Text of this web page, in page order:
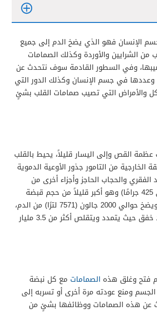
الإنسان فهو الذي يضخ الدم إلى جميع
من الشرايين والأوردة وكذلك الصمامات
وفي السطور القادمة سوف نتحدث عن
في جسم الإنسان وكذلك الدور التي
والأمراض التي تصيب صمامات القلب بشئٍ
القص وإلى اليسار قليلاً، يحيط بالقلب
من التامور جذور الأوعية الدموية
والحجاب الحاجز وأجزاء أخرى من
الجسم، يزن القلب ما بين 7 و 15 أونصة (200 إلى 425 جرامًا) وهو أكبر قليلاً من حجم قبضة
اليد، وينبض القلب بمعدل 100000 مرة كل يوم، ويضخ حوالي 2000 جالون (7571 لترًا) من الدم،
ومع التقدم في العمر قد يكون قلب الشخص قد خفق حيث يتمدد ويتقلص أكثر من 3.5 مليار
فتح وغلق هذه الصمامات مع كل نبضة
ومنع عودته مرة أخرى أو تسربه إلى
عن هذه الصمامات ووظائفها بشئٍ من